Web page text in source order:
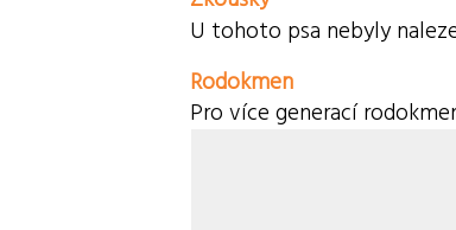
U tohoto psa nebyly
Rodokmen
Pro více generací